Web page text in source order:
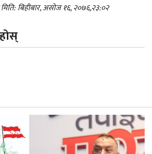
मिति: बिहीबार, असोज १६, २०७६,२३:०२